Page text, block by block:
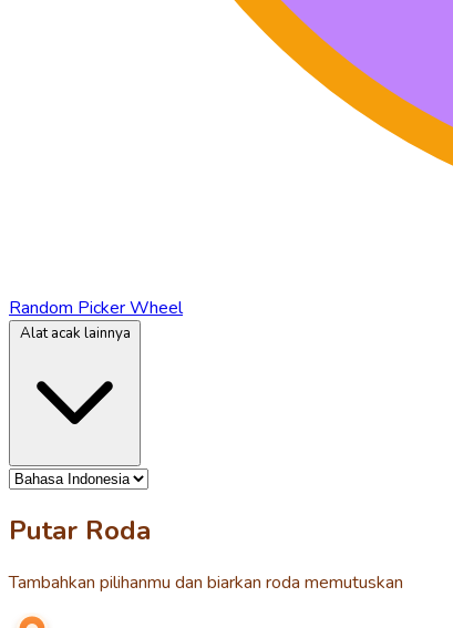
Random Picker Wheel
Putar Roda
Tambahkan pilihanmu dan biarkan roda memutuskan